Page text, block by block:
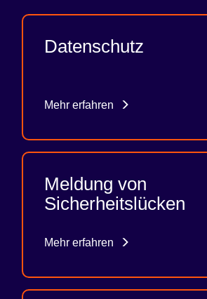
Datenschutz
Mehr erfahren
Meldung von
Sicherheitslücken
Mehr erfahren